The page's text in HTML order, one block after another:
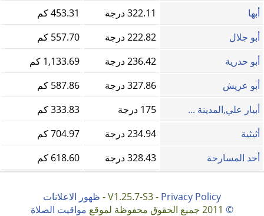
أبها
322.11 درجة
453.31 كم
أبو جلال
222.82 درجة
557.70 كم
أبو حدرية
236.42 درجة
1,133.69 كم
أبو عريش
327.86 درجة
587.86 كم
أبيار علي,المدينة ...
175 درجة
333.83 كم
أثيثية
234.94 درجة
704.97 كم
أحد المسارحة
328.43 درجة 618.60 كم
V1.25.7-S3 - Privacy Policy
- ظهور الاعلانات
©
مواقيت الصلاة